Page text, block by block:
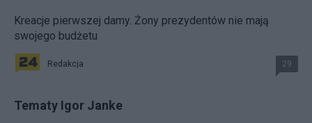
Kreacje pierwszej damy. Żony prezydentów nie mają
swojego budżetu
Redakcja 29
Tematy Igor Janke